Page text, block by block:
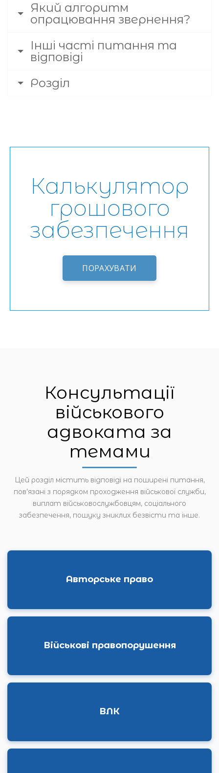
Який алгоритм
опрацювання звернення?
Інші часті питання та
відповіді
Розділ
Калькулятор
грошового
забезпечення
ПОРАХУВАТИ
Консультації
військового
адвоката за
темами
Цей розділ містить відповіді на поширені питання,
пов’язані з порядком проходження військової служби,
виплат військовослужбовцям, соціального
забезпечення, пошуку зниклих безвісти та інше.
Авторське право
Військові правопорушення
ВЛК